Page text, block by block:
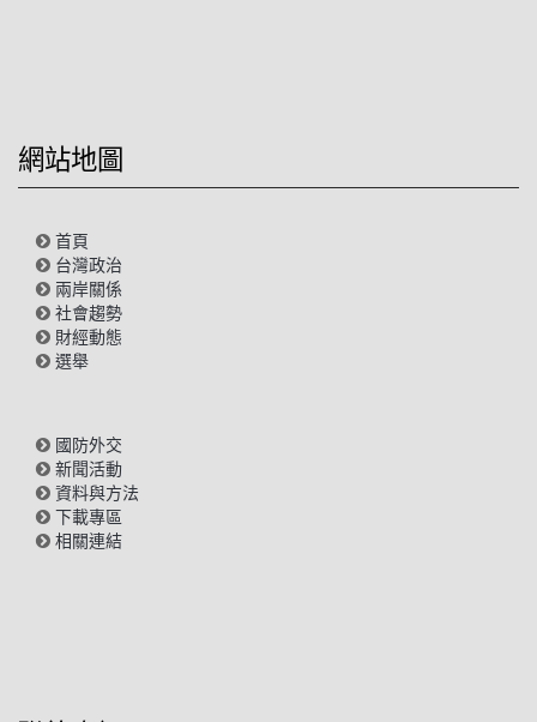
網站地圖
首頁
台灣政治
兩岸關係
社會趨勢
財經動態
選舉
國防外交
新聞活動
資料與方法
下載專區
相關連結